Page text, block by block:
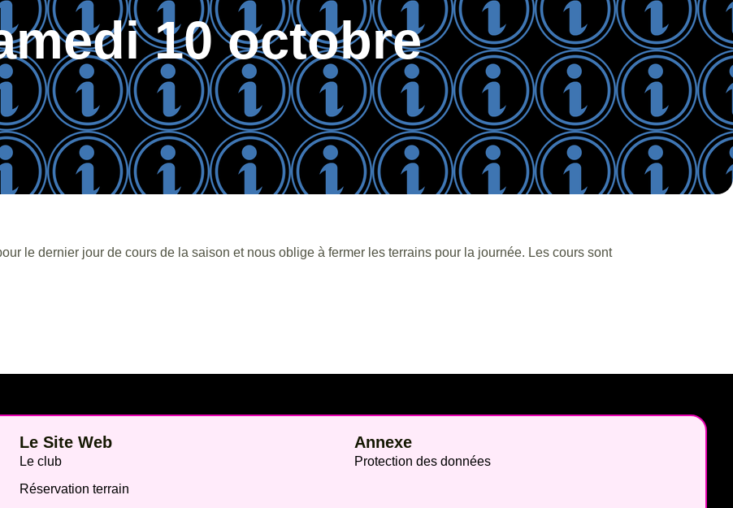
10 octobre
le dernier jour de cours de la saison et nous oblige à fermer les terrains pour la journée. Les cours sont
Le Site Web
Le club
Réservation terrain
Annexe
Protection des données